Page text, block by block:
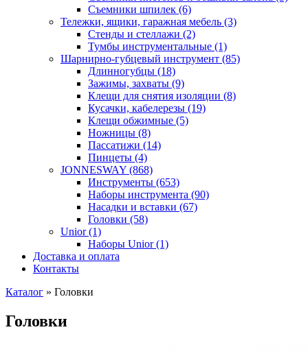
Съемники шпилек (6)
Тележки, ящики, гаражная мебель (3)
Cтенды и стеллажи (2)
Тумбы инструментальные (1)
Шарнирно-губцевый инструмент (85)
Длинногубцы (18)
Зажимы, захваты (9)
Клещи для снятия изоляции (8)
Кусачки, кабелерезы (19)
Клещи обжимные (5)
Ножницы (8)
Пассатижи (14)
Пинцеты (4)
JONNESWAY (868)
Инструменты (653)
Наборы инструмента (90)
Насадки и вставки (67)
Головки (58)
Unior (1)
Наборы Unior (1)
Доставка и оплата
Контакты
Каталог » Головки
Головки